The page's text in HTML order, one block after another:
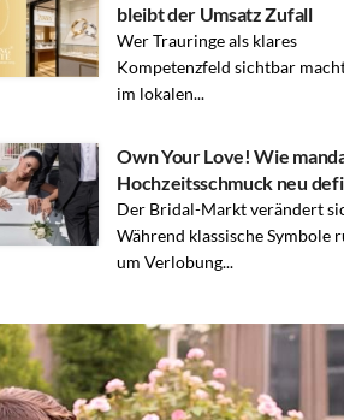
bleibt der Umsatz Zufall
Wer Trauringe als klares
Kompetenzfeld sichtbar
im lokalen...
Own Your Love! Wie
Hochzeitsschmuck neu
Der Bridal-Markt verändert
Während klassische Symbole
um Verlobung...